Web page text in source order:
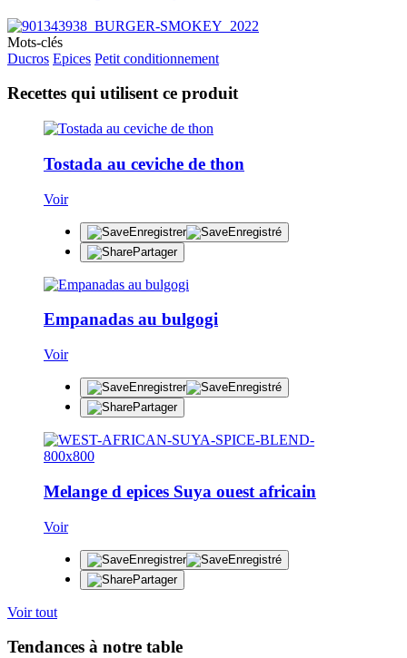
Mots-clés
Ducros Epices Petit conditionnement
Recettes qui utilisent ce produit
Tostada au ceviche de thon
Voir
Enregistrer
Enregistré
Partager
Empanadas au bulgogi
Voir
Enregistrer
Enregistré
Partager
Melange d epices Suya ouest africain
Voir
Enregistrer
Enregistré
Partager
Voir tout
Tendances à notre table